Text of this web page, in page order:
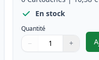
En stock
Quantité
Quantité
Utilisez les boutons
− +
Quantité